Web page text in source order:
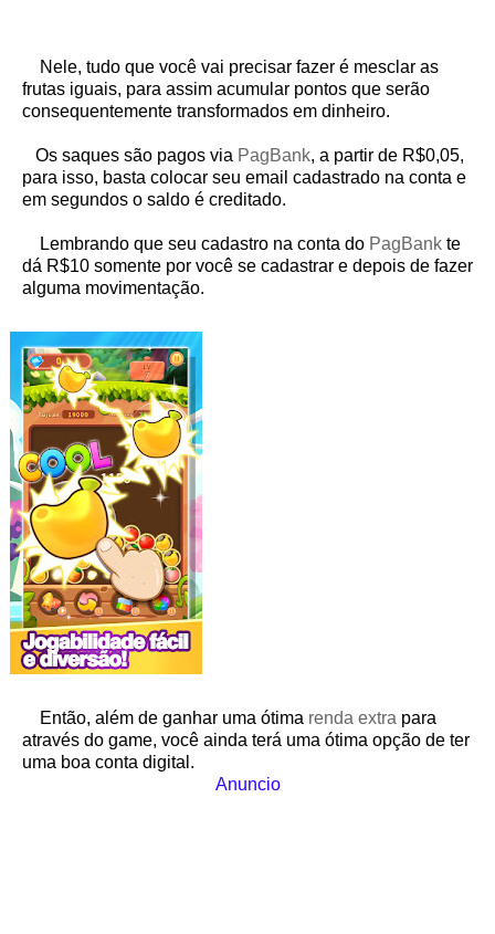
Nele, tudo que você vai precisar fazer é mesclar as
frutas iguais, para assim acumular pontos que serão
consequentemente transformados em dinheiro.
Os saques são pagos via PagBank, a partir de R$0,05,
para isso, basta colocar seu email cadastrado na conta e
em segundos o saldo é creditado.
Lembrando que seu cadastro na conta do PagBank te
dá R$10 somente por você se cadastrar e depois de fazer
alguma movimentação.
Então, além de ganhar uma ótima renda extra para
através do game, você ainda terá uma ótima opção de ter
uma boa conta digital.
Anuncio